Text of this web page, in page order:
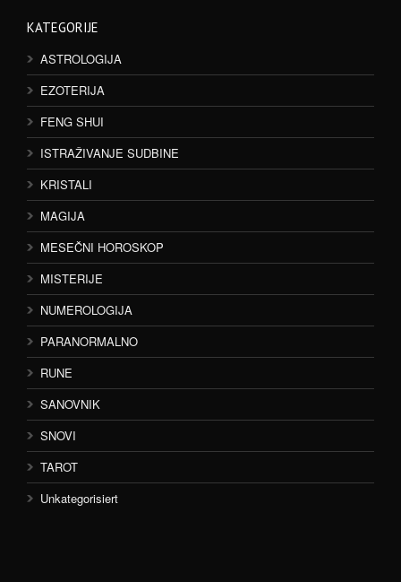
KATEGORIJE
ASTROLOGIJA
EZOTERIJA
FENG SHUI
ISTRAŽIVANJE SUDBINE
KRISTALI
MAGIJA
MESEČNI HOROSKOP
MISTERIJE
NUMEROLOGIJA
PARANORMALNO
RUNE
SANOVNIK
SNOVI
TAROT
Unkategorisiert